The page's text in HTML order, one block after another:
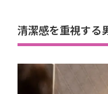
清潔感を重視する